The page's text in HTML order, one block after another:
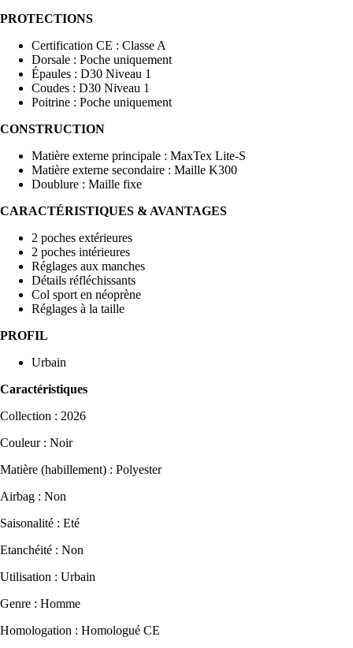
PROTECTIONS
Certification CE : Classe A
Dorsale : Poche uniquement
Épaules : D30 Niveau 1
Coudes : D30 Niveau 1
Poitrine : Poche uniquement
CONSTRUCTION
Matière externe principale : MaxTex Lite-S
Matière externe secondaire : Maille K300
Doublure : Maille fixe
CARACTÉRISTIQUES & AVANTAGES
2 poches extérieures
2 poches intérieures
Réglages aux manches
Détails réfléchissants
Col sport en néoprène
Réglages à la taille
PROFIL
Urbain
Caractéristiques
Collection : 2026
Couleur : Noir
Matière (habillement) : Polyester
Airbag : Non
Saisonalité : Eté
Etanchéité : Non
Utilisation : Urbain
Genre : Homme
Homologation : Homologué CE